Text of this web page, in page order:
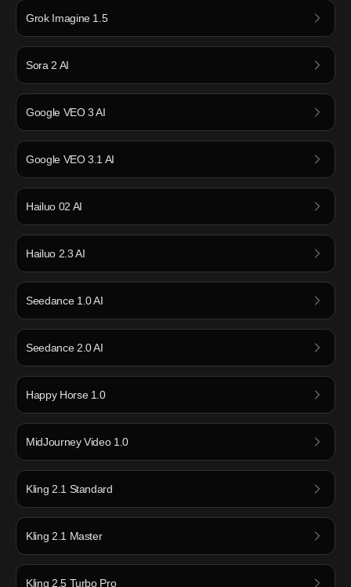
Grok Imagine 1.5
Sora 2 AI
Google VEO 3 AI
Google VEO 3.1 AI
Hailuo 02 AI
Hailuo 2.3 AI
Seedance 1.0 AI
Seedance 2.0 AI
Happy Horse 1.0
MidJourney Video 1.0
Kling 2.1 Standard
Kling 2.1 Master
Kling 2.5 Turbo Pro